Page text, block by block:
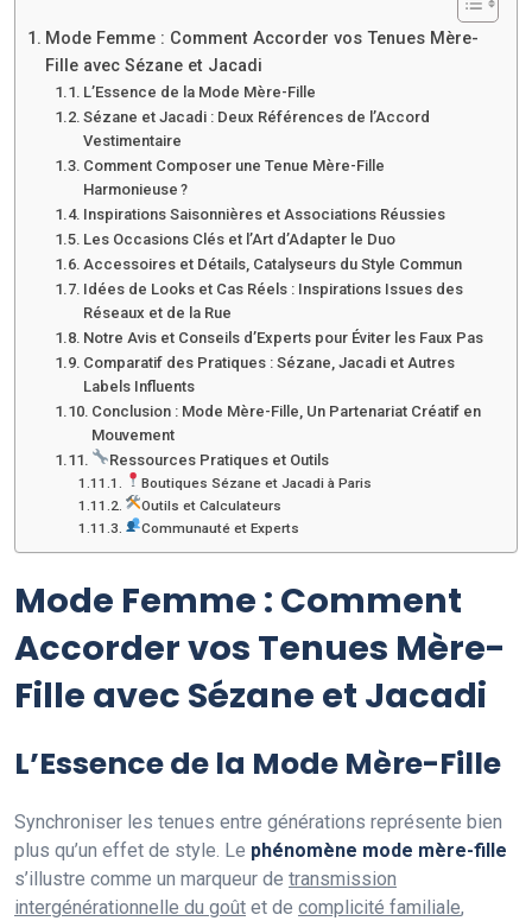
Mode Femme : Comment Accorder vos Tenues Mère-
Fille avec Sézane et Jacadi
L’Essence de la Mode Mère-Fille
Sézane et Jacadi : Deux Références de l’Accord
Vestimentaire
Comment Composer une Tenue Mère-Fille
Harmonieuse ?
Inspirations Saisonnières et Associations Réussies
Les Occasions Clés et l’Art d’Adapter le Duo
Accessoires et Détails, Catalyseurs du Style Commun
Idées de Looks et Cas Réels : Inspirations Issues des
Réseaux et de la Rue
Notre Avis et Conseils d’Experts pour Éviter les Faux Pas
Comparatif des Pratiques : Sézane, Jacadi et Autres
Labels Influents
Conclusion : Mode Mère-Fille, Un Partenariat Créatif en
Mouvement
Ressources Pratiques et Outils
Boutiques Sézane et Jacadi à Paris
Outils et Calculateurs
Communauté et Experts
Mode Femme : Comment
Accorder vos Tenues Mère-
Fille avec Sézane et Jacadi
L’Essence de la Mode Mère-Fille
Synchroniser les tenues entre générations représente bien
plus qu’un effet de style. Le phénomène mode mère-fille
s’illustre comme un marqueur de transmission
intergénérationnelle du goût et de complicité familiale,